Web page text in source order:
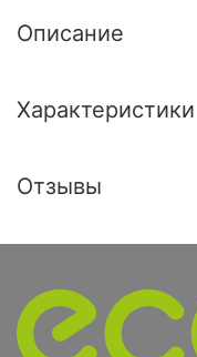
Описание
Характеристики
Отзывы